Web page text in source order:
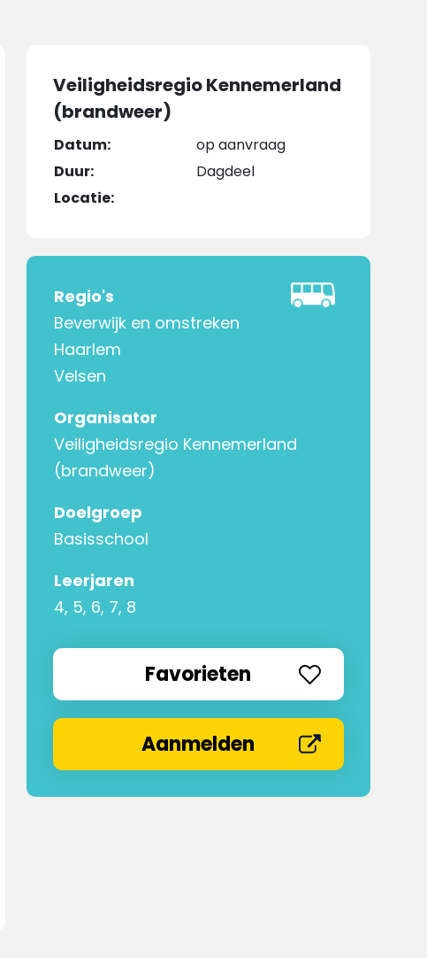
Veiligheidsregio Kennemerland
(brandweer)
Datum:
op aanvraag
Duur:
Dagdeel
Locatie:
Regio's
Beverwijk en omstreken
Haarlem
Velsen
Organisator
Veiligheidsregio Kennemerland
(brandweer)
Doelgroep
Basisschool
Leerjaren
4, 5, 6, 7, 8
Favorieten
Aanmelden